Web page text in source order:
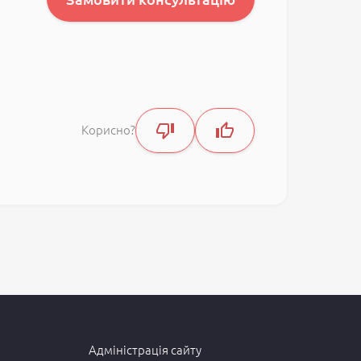
Корисно?
Адміністрація сайту